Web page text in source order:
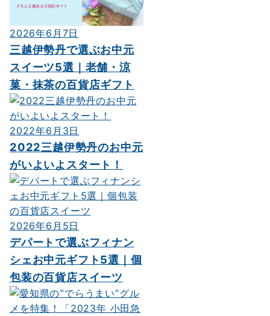
2026年6月7日
三越伊勢丹で選ぶお中元
スイーツ5選｜老舗・涼
菓・抹茶の百貨店ギフト
2022年6月3日
2022三越伊勢丹のお中元
がいよいよスタート！
2026年6月5日
デパートで選ぶフィナン
シェお中元ギフト5選｜個
包装の百貨店スイーツ